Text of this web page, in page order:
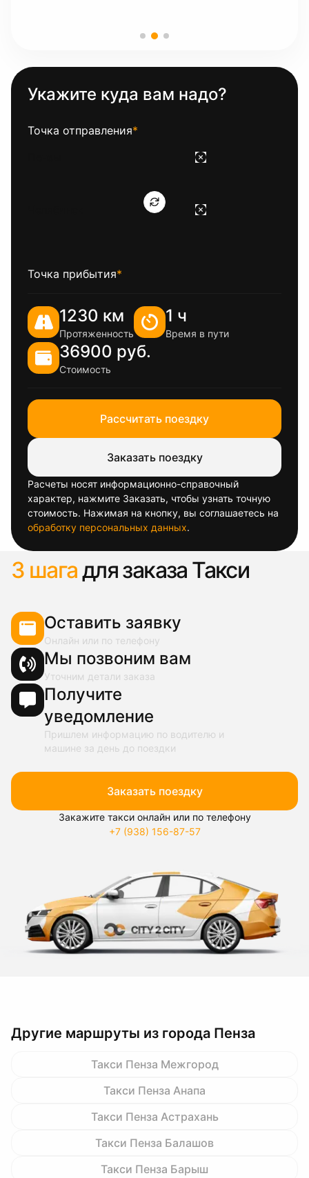
Укажите куда вам надо?
Точка отправления*
Точка прибытия*
1230 км
Протяженность
1 ч
Время в пути
36900 руб.
Стоимость
Рассчитать поездку
Заказать поездку
Расчеты носят информационно-справочный
характер, нажмите Заказать, чтобы узнать точную
стоимость. Нажимая на кнопку, вы соглашаетесь на
обработку персональных данных.
3 шагадля заказа Такси
Оставить заявку
Онлайн или по телефону
Мы позвоним вам
Уточним детали заказа
Получите
уведомление
Пришлем информацию по водителю и
машине за день до поездки
Заказать поездку
Закажите такси онлайн или по телефону
+7 (938) 156-87-57
Другие маршруты из города Пенза
Такси Пенза Межгород
Такси Пенза Анапа
Такси Пенза Астрахань
Такси Пенза Балашов
Такси Пенза Барыш